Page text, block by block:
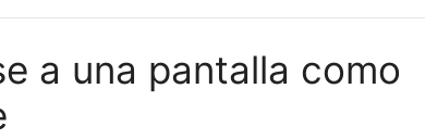
a una pantalla como